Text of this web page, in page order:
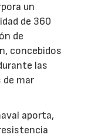
un
de 360
de
concebidos
las
de mar
aporta,